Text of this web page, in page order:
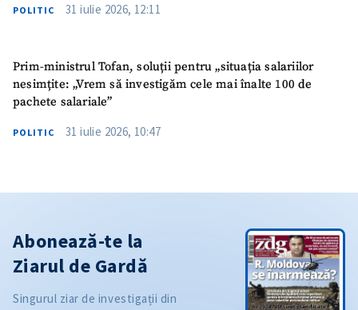
POLITIC 31 iulie 2026, 12:11
Prim-ministrul Tofan, soluții pentru „situația salariilor
nesimțite: „Vrem să investigăm cele mai înalte 100 de
pachete salariale”
POLITIC 31 iulie 2026, 10:47
Abonează-te la
Ziarul de Gardă
Singurul ziar de investigații din